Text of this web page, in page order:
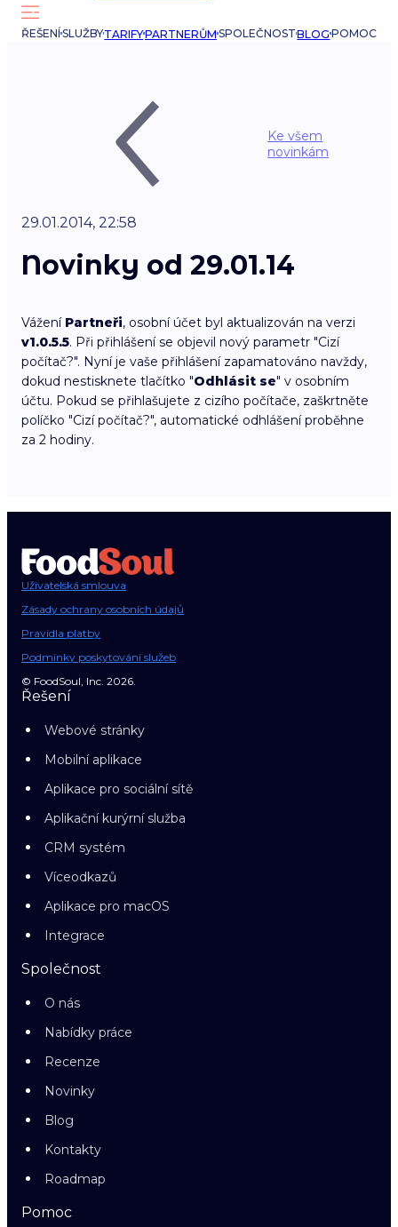
ŘEŠENÍSLUŽBYTARIFYPARTNERŮMSPOLEČNOSTBLOGPOMOC
Ke všem
novinkám
29.01.2014, 22:58
Novinky od 29.01.14
Vážení Partneři, osobní účet byl aktualizován na verzi
v1.0.5.5. Při přihlášení se objevil nový parametr "Cizí
počítač?". Nyní je vaše přihlášení zapamatováno navždy,
dokud nestisknete tlačítko "Odhlásit se" v osobním
účtu. Pokud se přihlašujete z cizího počítače, zaškrtněte
políčko "Cizí počítač?", automatické odhlášení proběhne
za 2 hodiny.
Uživatelská smlouva
Zásady ochrany osobních údajů
Pravidla platby
Podmínky poskytování služeb
© FoodSoul, Inc. 2026.
Řešení
Webové stránky
Mobilní aplikace
Aplikace pro sociální sítě
Aplikační kurýrní služba
CRM systém
Víceodkazů
Aplikace pro macOS
Integrace
Společnost
O nás
Nabídky práce
Recenze
Novinky
Blog
Kontakty
Roadmap
Pomoc